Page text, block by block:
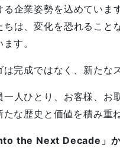
る企業姿勢を込めていま
ちは、変化を恐れること
す。
は完成ではなく、新たな
一人ひとり、お客様、お
たな歴史と価値を積み重
the Next Decade」